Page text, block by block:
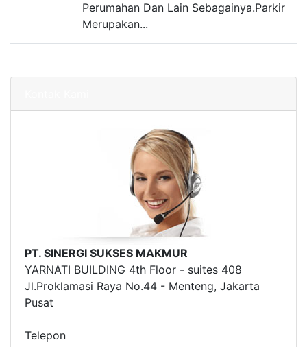
Perumahan Dan Lain Sebagainya.Parkir
Merupakan...
PT. SINERGI SUKSES MAKMUR
YARNATI BUILDING 4th Floor - suites 408
Jl.Proklamasi Raya No.44 - Menteng, Jakarta
Pusat
Telepon